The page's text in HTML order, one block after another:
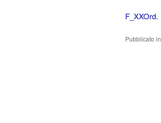
F_XXOrd.
Pubblicato in